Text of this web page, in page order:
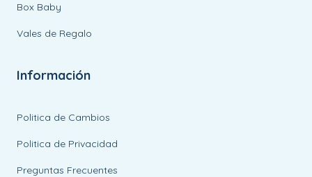
Box Baby
Vales de Regalo
Información
Politica de Cambios
Politica de Privacidad
Preguntas Frecuentes